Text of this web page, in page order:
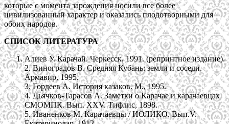
которые с момента зарождения носили все более
цивилизованный характер и оказались плодотворными для
обоих народов.
СПИСОК ЛИТЕРАТУРА
Алиев У. Карачай. Черкесск, 1991. (репринтное издание).
2. Виноградов В. Средняя Кубань: земли и соседи.
Армавир, 1995.
3. Гордеев А. История казаков. М., 1995.
4. Дьячков-Тарасов А. Заметки о Карачае и карачаевцах
СМОМПК. Вып. XXV. Тифлис, 1898.
5. Иваненков М. Карачаевцы / ИОЛИКО. Вып.V.